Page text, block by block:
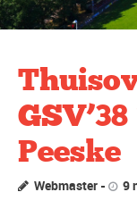
Peeske
Webmaster 9